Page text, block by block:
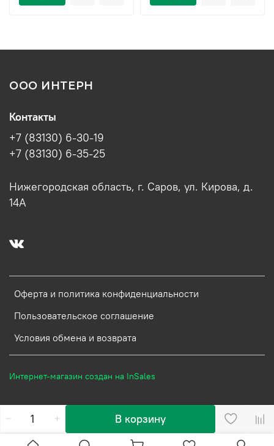
В корзину
ООО ИНТЕРН
Оферта и политика конфиденциальности
Пользовательское соглашение
Условия обмена и возврата
Контакты
+7 (83130) 6-30-19
+7 (83130) 6-35-25
Нижегородская область, г. Саров, ул. Кирова, д.
14А
Интернет-магазин создан на InSales